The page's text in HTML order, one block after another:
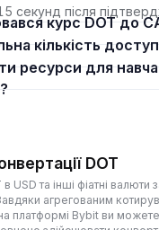
секунд після
DOT
USD та інші фіатні валюти
агрегованим
платформі Bybit ви